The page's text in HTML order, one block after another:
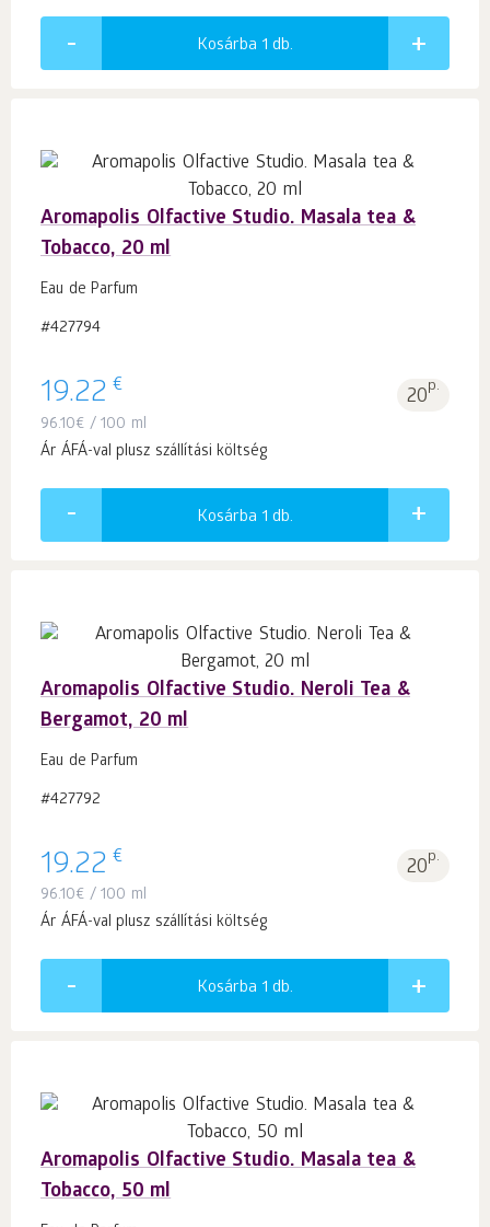
Kosárba 1 db.
Aromapolis Olfactive Studio. Masala tea &
Tobacco, 20 ml
Eau de Parfum
#427794
19.22 € 20p.
96.10€ / 100 ml
Ár ÁFÁ-val plusz szállítási költség
Kosárba 1 db.
Aromapolis Olfactive Studio. Neroli Tea &
Bergamot, 20 ml
Eau de Parfum
#427792
19.22 € 20p.
96.10€ / 100 ml
Ár ÁFÁ-val plusz szállítási költség
Kosárba 1 db.
Aromapolis Olfactive Studio. Masala tea &
Tobacco, 50 ml